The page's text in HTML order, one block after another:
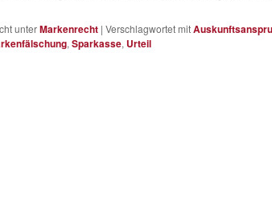
unterMarkenrecht | Verschlagwortet mit
, Sparkasse, Urteil